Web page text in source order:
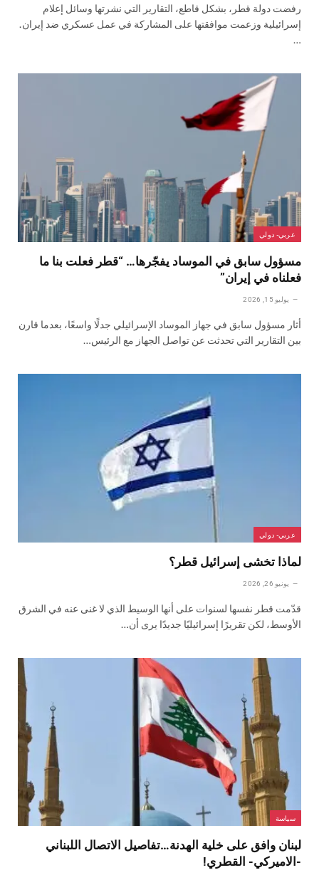
رفضت دولة قطر، بشكل قاطع، التقارير التي نشرتها وسائل إعلام
إسرائيلية وزعمت موافقتها على المشاركة في عمل عسكري ضد إيران.
…
عربي- دولي
مسؤول سابق في الموساد يفجّرها… “قطر فعلت بنا ما
فعلناه في إيران”
يوليو 15, 2026
أثار مسؤول سابق في جهاز الموساد الإسرائيلي جدلًا واسعًا، بعدما قارن
بين التقارير التي تحدثت عن تواصل الجهاز مع الرئيس…
عربي- دولي
لماذا تخشى إسرائيل قطر؟
يونيو 26, 2026
قدّمت قطر نفسها لسنوات على أنها الوسيط الذي لا غنى عنه في الشرق
الأوسط، لكن تقريرًا إسرائيليًا جديدًا يرى أن…
سياسة
لبنان وافق على خلية الهدنة…تفاصيل الاتصال اللبناني
-الاميركي- القطري!